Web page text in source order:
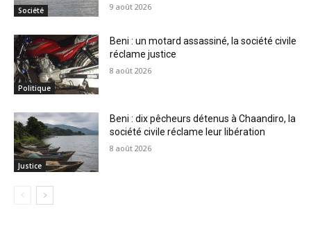
Société 9 août 2026
Politique
Beni : un motard assassiné, la société civile
réclame justice
8 août 2026
Justice
Beni : dix pêcheurs détenus à Chaandiro, la
société civile réclame leur libération
8 août 2026